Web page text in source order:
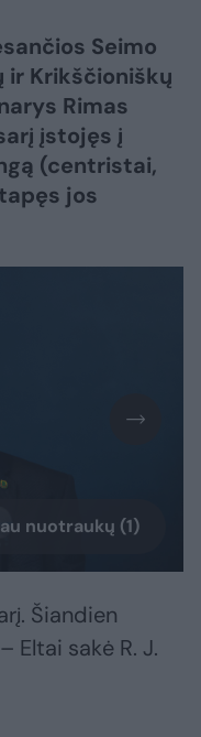
Seimo
ir Krikščioniškų
Rimas
įstojęs į
(centristai,
jos
nuotraukų (1)
Šiandien
Eltai sakė R. J.